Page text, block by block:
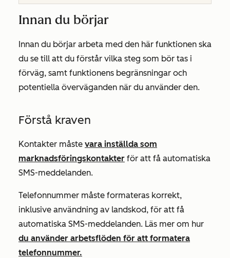
Innan du börjar
Innan du börjar arbeta med den här funktionen ska
du se till att du förstår vilka steg som bör tas i
förväg, samt funktionens begränsningar och
potentiella överväganden när du använder den.
Förstå kraven
Kontakter måste vara inställda som
marknadsföringskontakter för att få automatiska
SMS-meddelanden.
Telefonnummer måste formateras korrekt,
inklusive användning av landskod, för att få
automatiska SMS-meddelanden. Läs mer om hur
du använder arbetsflöden för att formatera
telefonnummer.